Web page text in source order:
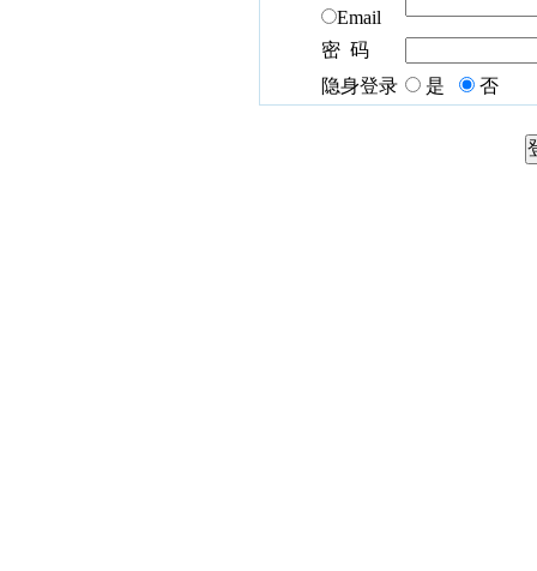
Email
密 码
隐身登录
是 否